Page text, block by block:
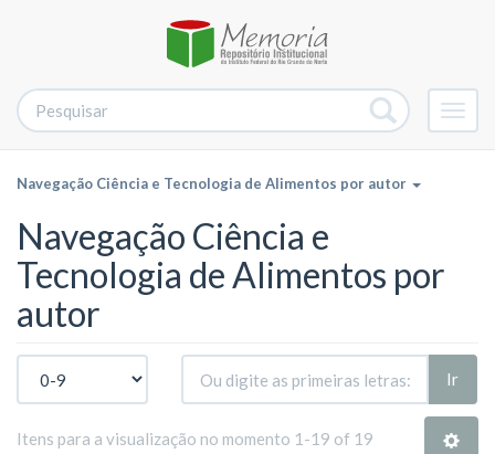
Navegação Ciência e Tecnologia de Alimentos por autor
Navegação Ciência e
Tecnologia de Alimentos por
autor
Ir
Itens para a visualização no momento 1-19 of 19